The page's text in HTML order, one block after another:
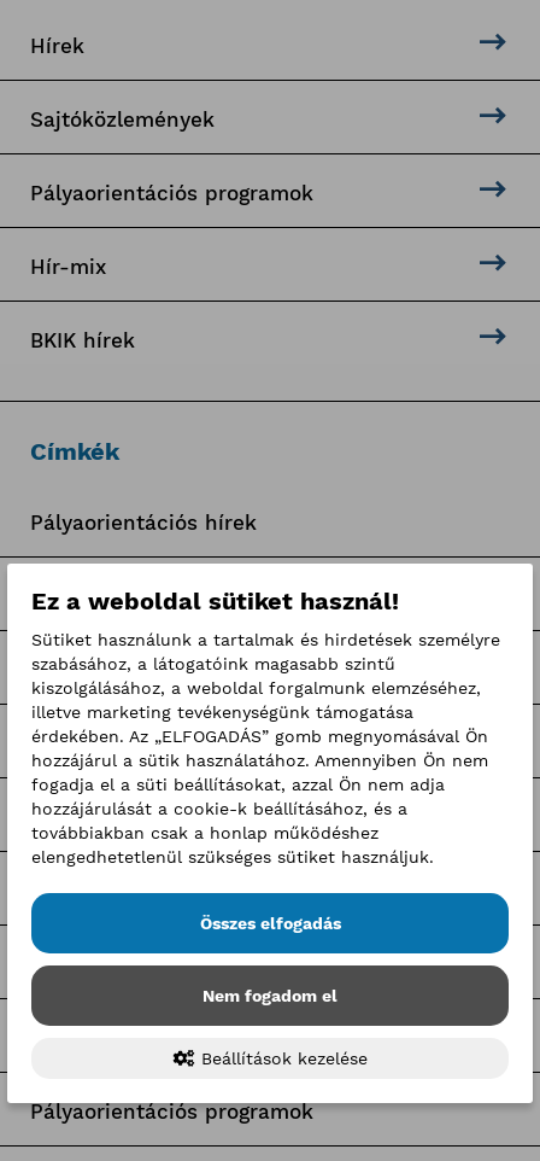
Hírek
Sajtóközlemények
Pályaorientációs programok
Hír-mix
BKIK hírek
Címkék
Pályaorientációs hírek
BKIK Szakképzési Iroda pályázatok
Nagy Elek cikkek
Kerületi pályázatok
Pályázatfigyelő
Tagozati hírek
Tagcsoporti hírek
Pályaorientációs programok
Ez a weboldal sütiket használ!
Sütiket használunk a tartalmak és hirdetések személyre
szabásához, a látogatóink magasabb szintű
kiszolgálásához, a weboldal forgalmunk elemzéséhez,
illetve marketing tevékenységünk támogatása
érdekében. Az „ELFOGADÁS” gomb megnyomásával Ön
hozzájárul a sütik használatához. Amennyiben Ön nem
fogadja el a süti beállításokat, azzal Ön nem adja
hozzájárulását a cookie-k beállításához, és a
továbbiakban csak a honlap működéshez
elengedhetetlenül szükséges sütiket használjuk.
Összes elfogadás
Nem fogadom el
Beállítások kezelése